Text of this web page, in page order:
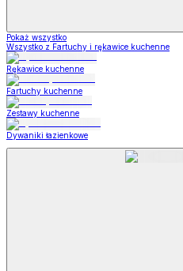
Pokaż wszystko
Wszystko z Fartuchy i rękawice kuchenne
Rękawice kuchenne
Fartuchy kuchenne
Zestawy kuchenne
Dywaniki łazienkowe